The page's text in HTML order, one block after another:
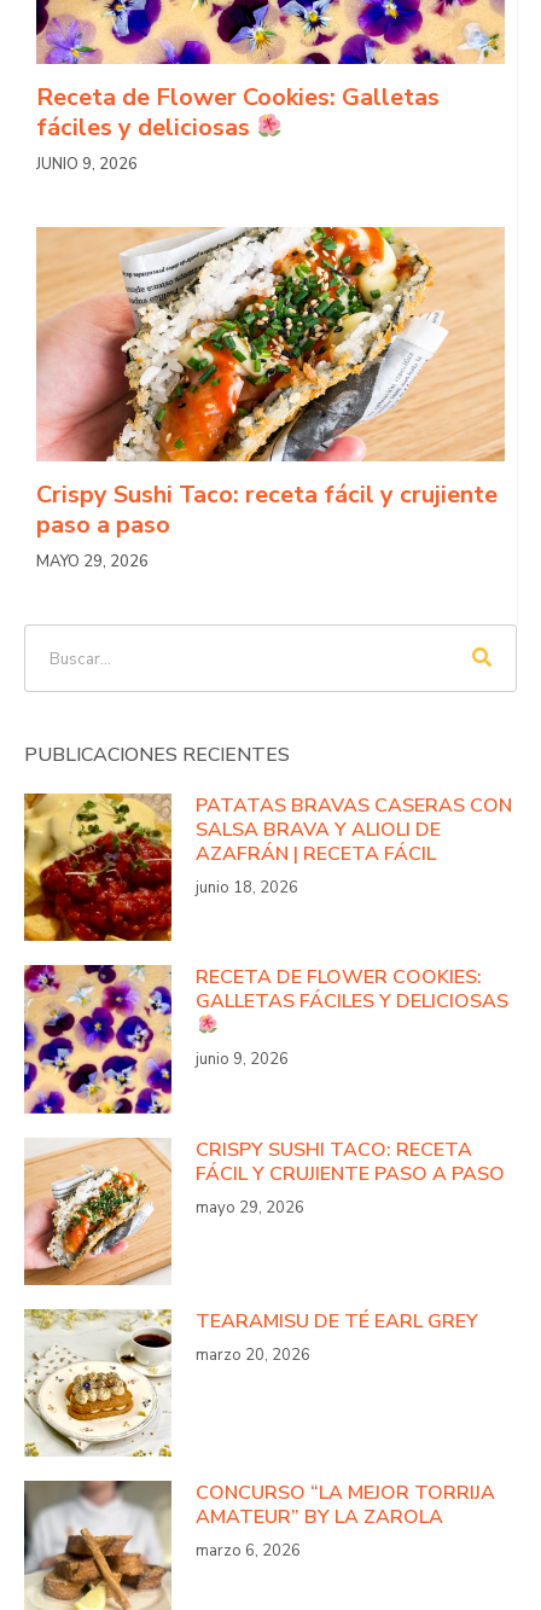
Receta de Flower Cookies: Galletas
fáciles y deliciosas
JUNIO 9, 2026
Crispy Sushi Taco: receta fácil y crujiente
paso a paso
MAYO 29, 2026
PUBLICACIONES RECIENTES
PATATAS BRAVAS CASERAS CON
SALSA BRAVA Y ALIOLI DE
AZAFRÁN | RECETA FÁCIL
junio 18, 2026
RECETA DE FLOWER COOKIES:
GALLETAS FÁCILES Y DELICIOSAS
junio 9, 2026
CRISPY SUSHI TACO: RECETA
FÁCIL Y CRUJIENTE PASO A PASO
mayo 29, 2026
TEARAMISU DE TÉ EARL GREY
marzo 20, 2026
CONCURSO “LA MEJOR TORRIJA
AMATEUR” BY LA ZAROLA
marzo 6, 2026